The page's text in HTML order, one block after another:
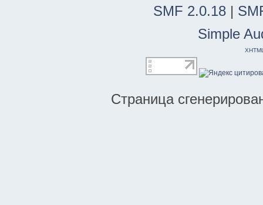
SMF 2.0.18 |
Simple
Страница